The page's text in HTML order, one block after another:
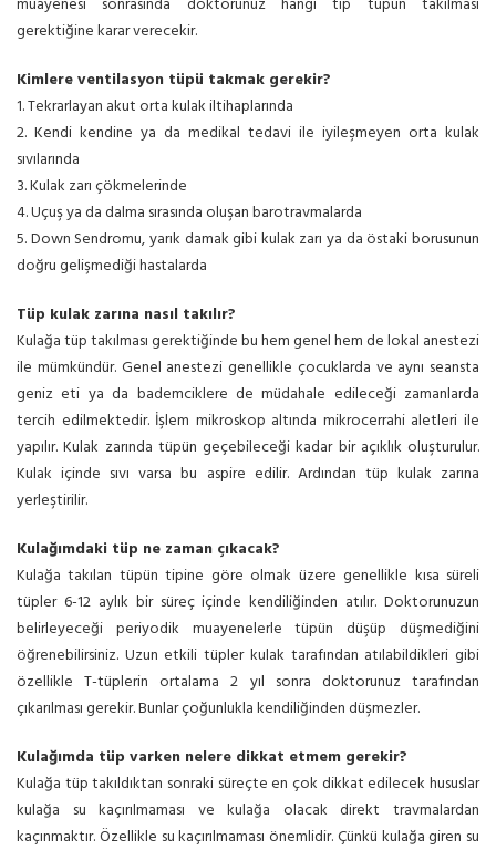
gerektiğine karar verecekir.
Kimlere ventilasyon tüpü takmak gerekir?
1. Tekrarlayan akut orta kulak iltihaplarında
2. Kendi kendine ya da medikal tedavi ile iyileşmeyen orta kulak
sıvılarında
3. Kulak zarı çökmelerinde
4. Uçuş ya da dalma sırasında oluşan barotravmalarda
5. Down Sendromu, yarık damak gibi kulak zarı ya da östaki borusunun
doğru gelişmediği hastalarda
Tüp kulak zarına nasıl takılır?
Kulağa tüp takılması gerektiğinde bu hem genel hem de lokal anestezi
ile mümkündür. Genel anestezi genellikle çocuklarda ve aynı seansta
geniz eti ya da bademciklere de müdahale edileceği zamanlarda
tercih edilmektedir. İşlem mikroskop altında mikrocerrahi aletleri ile
yapılır. Kulak zarında tüpün geçebileceği kadar bir açıklık oluşturulur.
Kulak içinde sıvı varsa bu aspire edilir. Ardından tüp kulak zarına
yerleştirilir.
Kulağımdaki tüp ne zaman çıkacak?
Kulağa takılan tüpün tipine göre olmak üzere genellikle kısa süreli
tüpler 6-12 aylık bir süreç içinde kendiliğinden atılır. Doktorunuzun
belirleyeceği periyodik muayenelerle tüpün düşüp düşmediğini
öğrenebilirsiniz. Uzun etkili tüpler kulak tarafından atılabildikleri gibi
özellikle T-tüplerin ortalama 2 yıl sonra doktorunuz tarafından
çıkarılması gerekir. Bunlar çoğunlukla kendiliğinden düşmezler.
Kulağımda tüp varken nelere dikkat etmem gerekir?
Kulağa tüp takıldıktan sonraki süreçte en çok dikkat edilecek hususlar
kulağa su kaçırılmaması ve kulağa olacak direkt travmalardan
kaçınmaktır. Özellikle su kaçırılmaması önemlidir. Çünkü kulağa giren su